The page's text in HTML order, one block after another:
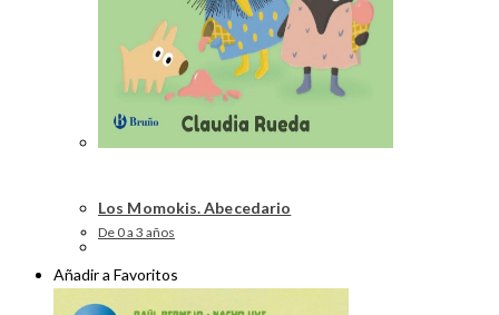
Los Momokis. Abecedario
De 0 a 3 años
Añadir a Favoritos